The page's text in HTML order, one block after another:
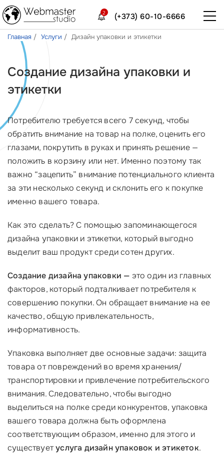
(+373) 60-10-6666
2
Главная Услуги Дизайн упаковки и этикетки
Создание дизайна упаковки и
этикетки
Потребителю требуется всего 7 секунд, чтобы
обратить внимание на товар на полке, оценить его
глазами, покрутить в руках и принять решение —
положить в корзину или нет. Именно поэтому так
важно “зацепить” внимание потенциального клиента
за эти несколько секунд и склонить его к покупке
именно вашего товара.
Как это сделать? С помощью запоминающегося
дизайна упаковки и этикетки, который выгодно
выделит ваш продукт среди сотен других.
Создание дизайна упаковки — это один из главных
факторов, который подталкивает потребителя к
совершению покупки. Он обращает внимание на ее
качество, общую привлекательность,
информативность.
Упаковка выполняет две основные задачи: защита
товара от повреждений во время хранения/
транспортировки и привлечение потребительского
внимания. Следовательно, чтобы выгодно
выделиться на полке среди конкурентов, упаковка
вашего товара должна быть оформлена
соответствующим образом, именно для этого и
существуетуслуга дизайн упаковок и этикеток.